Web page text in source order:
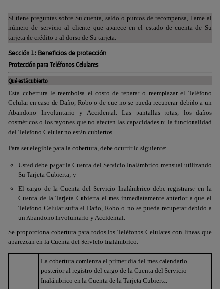
Si tiene preguntas sobre Su cuenta, saldo o puntos de recompensa, llame al
número de servicio al cliente que aparece en el estado de cuenta de Su
tarjeta de crédito o al dorso de Su tarjeta.
Sección 1: Beneficios de protección
Protección para Teléfonos Celulares
Qué está cubierto
Esta cobertura le reembolsa el costo de reparar o reemplazar el Teléfono
Celular en caso de Daño, Robo o de que no se pueda recuperar debido a un
Abandono Involuntario y Accidental. Las pantallas rotas, los daños
cosméticos o los rayones que no afecten las capacidades ni la funcionalidad
del Teléfono Celular no están cubiertos.
Para ser elegible para la cobertura, debe ocurrir lo siguiente:
Usted debe pagar la Cuenta del Servicio Inalámbrico mensual utilizando
Su Tarjeta Cubierta; y
El cargo de la Cuenta del Servicio Inalámbrico debe registrarse en la
Cuenta de la Tarjeta Cubierta el mes inmediatamente anterior a que el
Teléfono Celular sufra el Daño, Robo o no se pueda recuperar debido a
un Abandono Involuntario y Accidental.
Se proporciona cobertura para todos los Teléfonos Celulares con líneas que
aparezcan en la Cuenta del Servicio Inalámbrico.
La cobertura comienza el primer día del mes calendario
posterior al registro del cargo de la Cuenta del Servicio
Inalámbrico en la Cuenta de la Tarjeta Cubierta.